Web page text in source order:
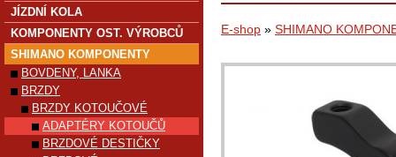
E-shop » SHIMANO
JÍZDNÍ KOLA
KOMPONENTY OST. VÝROBCŮ
SHIMANO KOMPONENTY
BOVDENY, LANKA
BRZDY
BRZDY KOTOUČOVÉ
ADAPTÉRY KOTOUČŮ
BRZDOVÉ DESTIČKY